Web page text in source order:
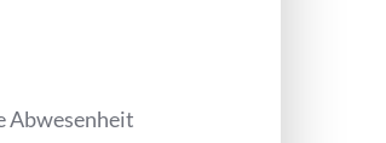
Abwesenheit